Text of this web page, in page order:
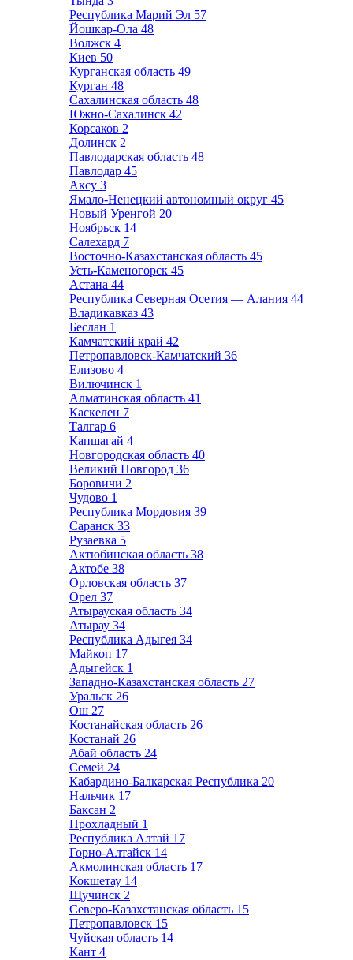
Республика Марий Эл 57
Йошкар-Ола 48
Волжск 4
Киев 50
Курганская область 49
Курган 48
Сахалинская область 48
Южно-Сахалинск 42
Корсаков 2
Долинск 2
Павлодарская область 48
Павлодар 45
Аксу 3
Ямало-Ненецкий автономный округ 45
Новый Уренгой 20
Ноябрьск 14
Салехард 7
Восточно-Казахстанская область 45
Усть-Каменогорск 45
Астана 44
Республика Северная Осетия — Алания 44
Владикавказ 43
Беслан 1
Камчатский край 42
Петропавловск-Камчатский 36
Елизово 4
Вилючинск 1
Алматинская область 41
Каскелен 7
Талгар 6
Капшагай 4
Новгородская область 40
Великий Новгород 36
Боровичи 2
Чудово 1
Республика Мордовия 39
Саранск 33
Рузаевка 5
Актюбинская область 38
Актобе 38
Орловская область 37
Орел 37
Атырауская область 34
Атырау 34
Республика Адыгея 34
Майкоп 17
Адыгейск 1
Западно-Казахстанская область 27
Уральск 26
Ош 27
Костанайская область 26
Костанай 26
Абай область 24
Семей 24
Кабардино-Балкарская Республика 20
Нальчик 17
Баксан 2
Прохладный 1
Республика Алтай 17
Горно-Алтайск 14
Акмолинская область 17
Кокшетау 14
Щучинск 2
Северо-Казахстанская область 15
Петропавловск 15
Чуйская область 14
Кант 4